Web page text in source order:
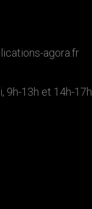
agora.fr
9h-13h et 14h-17h